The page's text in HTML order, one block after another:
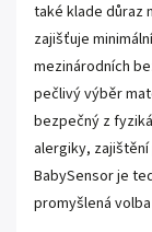
také klade důraz
zajišťuje
mezinárodních
pečlivý výběr
bezpečný z
alergiky,
BabySensor je
promyšlená